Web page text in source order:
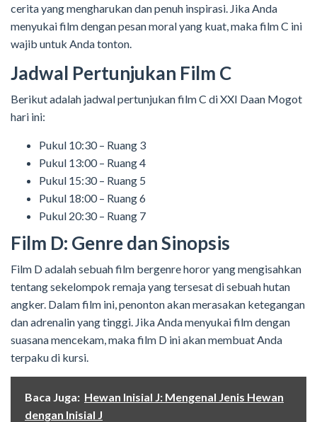
cerita yang mengharukan dan penuh inspirasi. Jika Anda
menyukai film dengan pesan moral yang kuat, maka film C ini
wajib untuk Anda tonton.
Jadwal Pertunjukan Film C
Berikut adalah jadwal pertunjukan film C di XXI Daan Mogot
hari ini:
Pukul 10:30 – Ruang 3
Pukul 13:00 – Ruang 4
Pukul 15:30 – Ruang 5
Pukul 18:00 – Ruang 6
Pukul 20:30 – Ruang 7
Film D: Genre dan Sinopsis
Film D adalah sebuah film bergenre horor yang mengisahkan
tentang sekelompok remaja yang tersesat di sebuah hutan
angker. Dalam film ini, penonton akan merasakan ketegangan
dan adrenalin yang tinggi. Jika Anda menyukai film dengan
suasana mencekam, maka film D ini akan membuat Anda
terpaku di kursi.
Baca Juga: Hewan Inisial J: Mengenal Jenis Hewan
dengan Inisial J